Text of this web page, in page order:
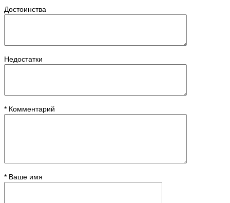
Достоинства
Недостатки
* Комментарий
* Ваше имя